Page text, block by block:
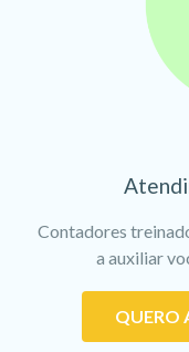
Contadores
a auxiliar
QUERO